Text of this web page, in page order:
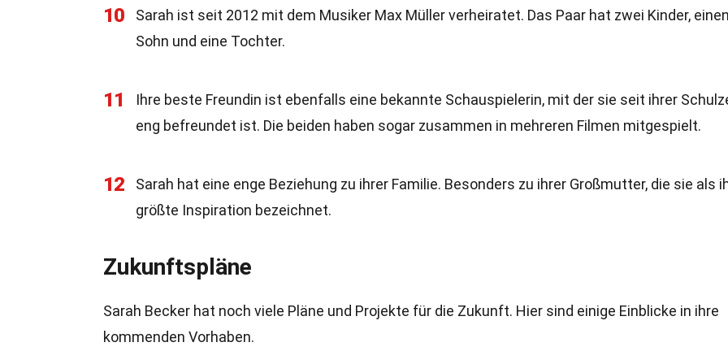
10
Sarah ist seit 2012 mit dem Musiker Max Müller verheiratet. Das Paar hat zwei Kinder, einen
Sohn und eine Tochter.
11
Ihre beste Freundin ist ebenfalls eine bekannte Schauspielerin, mit der sie seit ihrer
eng befreundet ist. Die beiden haben sogar zusammen in mehreren Filmen mitgespielt.
12
Sarah hat eine enge Beziehung zu ihrer Familie. Besonders zu ihrer Großmutter, die sie als
größte Inspiration bezeichnet.
Zukunftspläne
Sarah Becker hat noch viele Pläne und Projekte für die Zukunft. Hier sind einige Einblicke in ihre
kommenden Vorhaben.